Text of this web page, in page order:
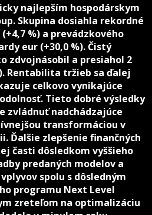
najlepším hospodárskym
Skupina dosiahla rekordné
%) a prevádzkového
eur (+30,0 %). Čistý
zdvojnásobil a presiahol 2
Rentabilita tržieb sa ďalej
celkovo vynikajúce
Tieto dobré výsledky
zvládnuť nadchádzajúce
transformáciou v
Ďalšie zlepšenie finančných
časti dôsledkom vyššieho
predaných modelov a
spolu s dôsledným
programu Next Level
zreteľom na optimalizáciu